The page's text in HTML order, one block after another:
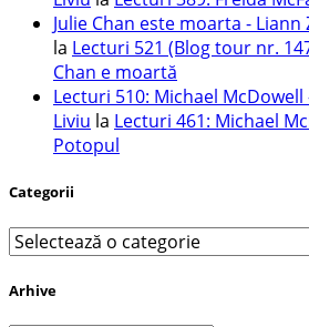
Julie Chan este moarta - Liann
la Lecturi 521 (Blog tour nr.
Chan e moartă
Lecturi 510: Michael McDowell
Liviu la Lecturi 461: Michael
Potopul
Categorii
Categorii
Arhive